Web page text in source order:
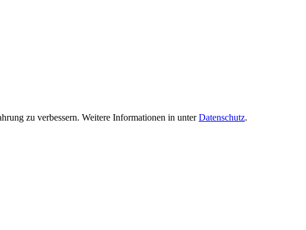
zu verbessern. Weitere Informationen in unterDatenschutz.